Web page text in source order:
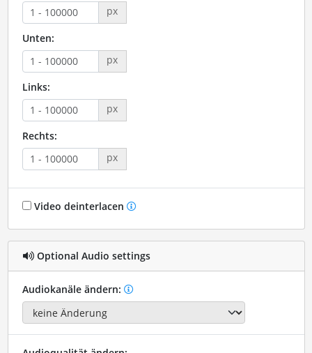
px
Unten:
px
Links:
px
Rechts:
px
Video deinterlacen
Optional Audio settings
Audiokanäle ändern: